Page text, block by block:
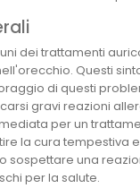
dei trattamenti
Questi
di questi
gravi reazioni
per un
la cura tempestiva
sospettare una
per la salute.